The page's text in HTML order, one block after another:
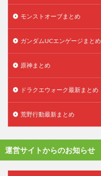
モンストオーブまとめ
ガンダムUCエンゲージまとめ
原神まとめ
ドラクエウォーク最新まとめ
荒野行動最新まとめ
運営サイトからのお知らせ